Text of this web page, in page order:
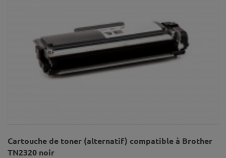
Cartouche de toner (alternatif) compatible à Brother
TN2320 noir